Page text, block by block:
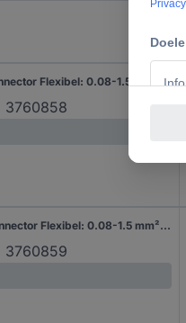
Donau Elektronik H381-05 Connector Flexibel: 0.08-1.5 mm² Massief: - Aantal polen: 5 1 stuk(s)
3760858
Donau Elektronik H381-06 Connector Flexibel: 0.08-1.5 mm² Massief: - Aantal polen: 6 1 stuk(s)
3760859